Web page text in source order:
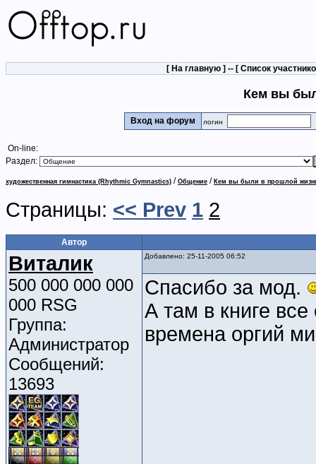
[ На главную ] -- [ Список
Кем вы
Вход на форум логин
On-line:
Раздел:
художественная гимнастика (Rhythmic Gymnastics) / Общение / Кем вы были в прошлой
Страницы: << Prev 1 2
Автор
Виталик
500 000 000 000
000 RSG
Группа:
Администратор
Сообщений:
13693
Добавлено: 25-11-2005 06:52
Спасибо за мод.
А там в книге все
времена оргий